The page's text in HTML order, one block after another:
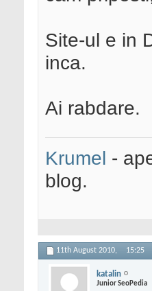
Site-ul e in
inca.
Ai rabdare.
Krumel -
blog.
11th August 2010, 15:25
katalin
Junior SeoPedia